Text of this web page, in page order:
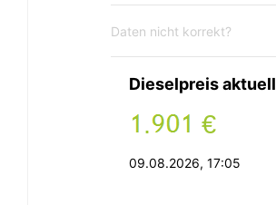
Daten nicht korrekt?
Dieselpreis aktuell
. €
09.08.2026, 17:05